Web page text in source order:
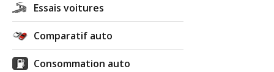
Essais voitures
Comparatif auto
Consommation auto